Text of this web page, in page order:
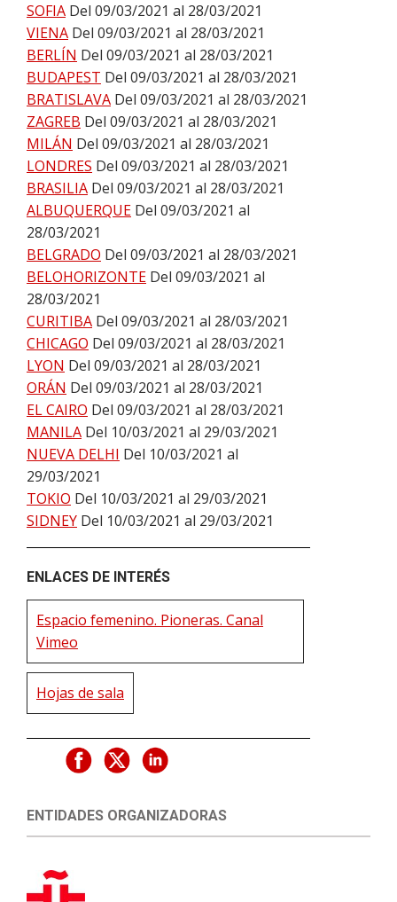
SOFIA Del 09/03/2021 al 28/03/2021
VIENA Del 09/03/2021 al 28/03/2021
BERLÍN Del 09/03/2021 al 28/03/2021
BUDAPEST Del 09/03/2021 al 28/03/2021
BRATISLAVA Del 09/03/2021 al 28/03/2021
ZAGREB Del 09/03/2021 al 28/03/2021
MILÁN Del 09/03/2021 al 28/03/2021
LONDRES Del 09/03/2021 al 28/03/2021
BRASILIA Del 09/03/2021 al 28/03/2021
ALBUQUERQUE Del 09/03/2021 al
28/03/2021
BELGRADO Del 09/03/2021 al 28/03/2021
BELOHORIZONTE Del 09/03/2021 al
28/03/2021
CURITIBA Del 09/03/2021 al 28/03/2021
CHICAGO Del 09/03/2021 al 28/03/2021
LYON Del 09/03/2021 al 28/03/2021
ORÁN Del 09/03/2021 al 28/03/2021
EL CAIRO Del 09/03/2021 al 28/03/2021
MANILA Del 10/03/2021 al 29/03/2021
NUEVA DELHI Del 10/03/2021 al
29/03/2021
TOKIO Del 10/03/2021 al 29/03/2021
SIDNEY Del 10/03/2021 al 29/03/2021
ENLACES DE INTERÉS
Espacio femenino. Pioneras. Canal
Vimeo
Hojas de sala
ENTIDADES ORGANIZADORAS